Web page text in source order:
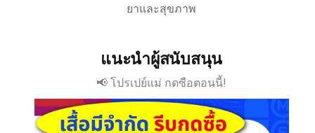
ยาและสุขภาพ
แนะนำผู้สนับสนุน
📢 โปรเปย์แม่ กดซือตอนนี้!